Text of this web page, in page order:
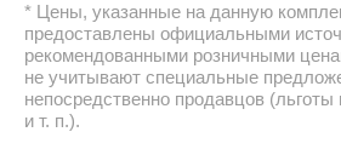
Цены, указанные на данную
предоставлены официальными
рекомендованными розничными
не учитывают специальные
непосредственно продавцов (льготы
и т. п.).